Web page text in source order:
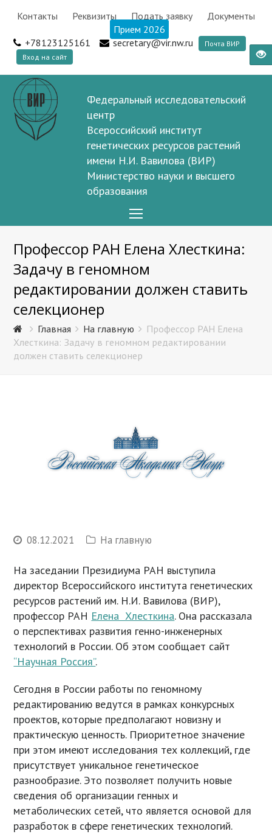
Контакты Реквизиты Подать заявку
Документы
Прием 2026
+78123125161
secretary@vir.nw.ru
Почта ВИР
Вход на сайт
Федеральный исследовательский
центр
Всероссийский институт
генетических ресурсов растений
имени Н.И. Вавилова (ВИР)
Министерство науки и высшего
образования
Menu
Профессор РАН Елена Хлесткина:
Задачу в геномном
редактировании должен ставить
селекционер
Главная На главную
Профессор РАН Елена
Хлесткина: Задачу в геномном редактировании
должен ставить селекционер
08.12.2021 На главную
На заседании Президиума РАН выступила
директор Всероссийского института генетических
ресурсов растений им. Н.И. Вавилова (ВИР),
профессор РАН Елена Хлесткина. Она рассказала
о перспективах развития генно-инженерных
технологий в России. Об этом сообщает сайт
“Научная Россия”.
Сегодня в России работы по геномному
редактированию ведутся в рамках конкурсных
проектов, которые предполагают новизну и
практическую ценность. Приоритетное значение
при этом имеют исследования тех коллекций, где
присутствует уникальное генетическое
разнообразие. Это позволяет получить новые
сведения об организации генных и
метаболических сетей, что является основой для
разработок в сфере генетических технологий.